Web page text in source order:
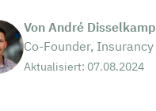
Von André Disselkamp
Co-Founder, Insurancy
Aktualisiert: 07.08.2024